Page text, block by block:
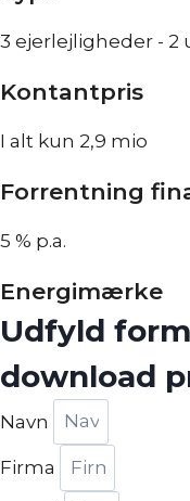
3 ejerlejligheder - 2
Kontantpris
I alt kun 2,9 mio
Forrentning
5 % p.a.
Energimærke
Udfyld
download
Navn
Firma